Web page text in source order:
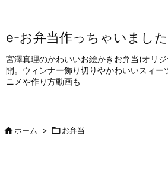
e-お弁当作っちゃいまし
宮澤真理のかわいいお絵かきお弁当(オリ
開。ウィンナー飾り切りやかわいいスィー
ニメや作り方動画も
ホーム > お弁当